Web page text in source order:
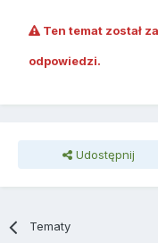
Ten temat został
odpowiedzi.
Udostępnij
Tematy